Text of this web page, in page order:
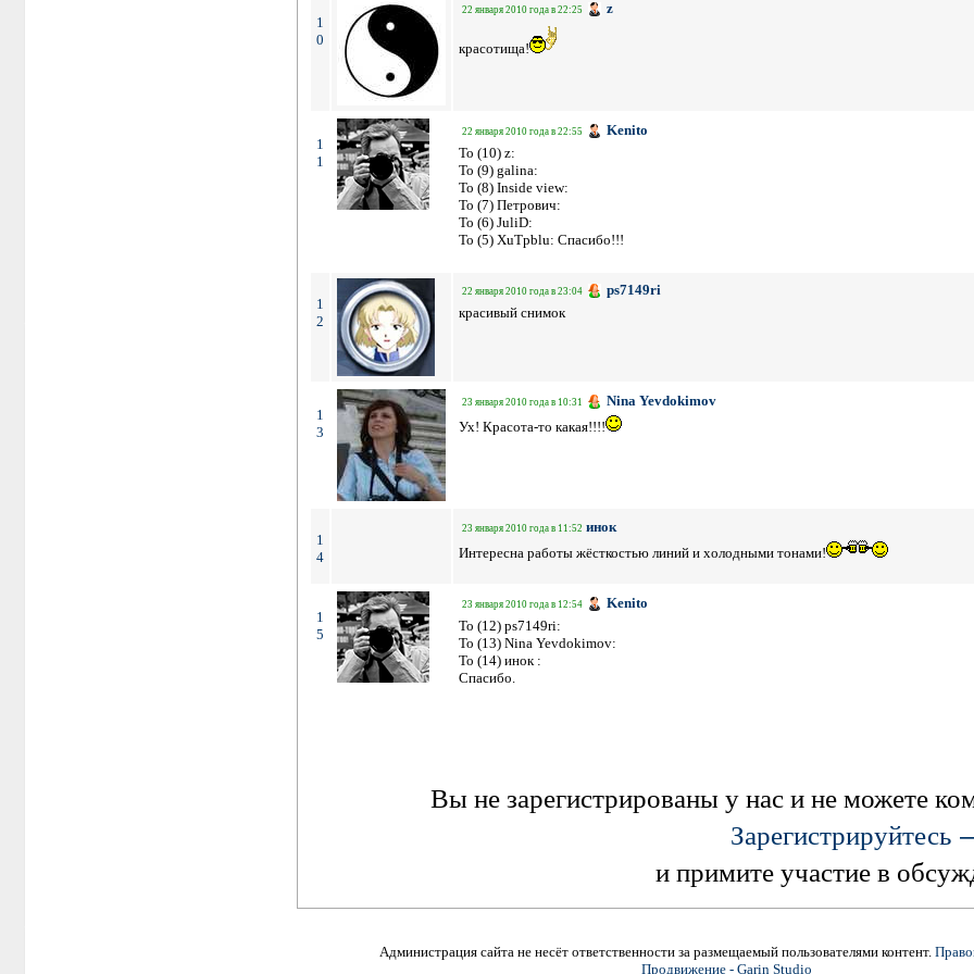
1
0
22 января 2010 года в 22:25 z
красотища!
1
1
22 января 2010 года в 22:55 Kenito
To (10) z:
To (9) galina:
To (8) Inside view:
To (7) Петрович:
To (6) JuliD:
To (5) XuTpblu: Спасибо!!!
1
2
22 января 2010 года в 23:04 ps7149ri
красивый снимок
1
3
23 января 2010 года в 10:31 Nina Yevdokimov
Ух! Красота-то какая!!!!
1
4
23 января 2010 года в 11:52 инок
Интересна работы жёсткостью линий и холодными тонами!
1
5
23 января 2010 года в 12:54 Kenito
To (12) ps7149ri:
To (13) Nina Yevdokimov:
To (14) инок :
Спасибо.
Вы не зарегистрированы у нас и не можете
Зарегистрируйтесь
и примите участие в
Администрация сайта не несёт ответственности за размещаемый пользователями контент.
Продвижение - Garin Studio